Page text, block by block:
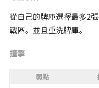
從自己的牌庫選擇最多2
戰區。並且重洗牌庫。
撞擊
弱點